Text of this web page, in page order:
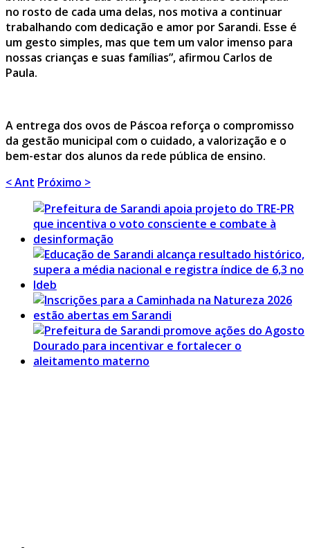
no rosto de cada uma delas, nos motiva a continuar
trabalhando com dedicação e amor por Sarandi. Esse é
um gesto simples, mas que tem um valor imenso para
nossas crianças e suas famílias”, afirmou Carlos de
Paula.
A entrega dos ovos de Páscoa reforça o compromisso
da gestão municipal com o cuidado, a valorização e o
bem-estar dos alunos da rede pública de ensino.
< Ant Próximo >